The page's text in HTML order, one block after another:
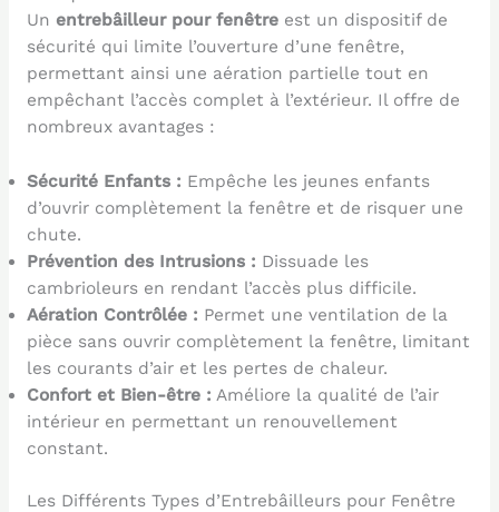
Un entrebâilleur pour fenêtreest un dispositif de
sécurité qui limite l’ouverture d’une fenêtre,
permettant ainsi une aération partielle tout en
empêchant l’accès complet à l’extérieur. Il offre de
nombreux avantages :
Sécurité Enfants : Empêche les jeunes enfants
d’ouvrir complètement la fenêtre et de risquer une
chute.
Prévention des Intrusions : Dissuade les
cambrioleurs en rendant l’accès plus difficile.
Aération Contrôlée : Permet une ventilation de la
pièce sans ouvrir complètement la fenêtre, limitant
les courants d’air et les pertes de chaleur.
Confort et Bien-être : Améliore la qualité de l’air
intérieur en permettant un renouvellement
constant.
Les Différents Types d’Entrebâilleurs pour Fenêtre